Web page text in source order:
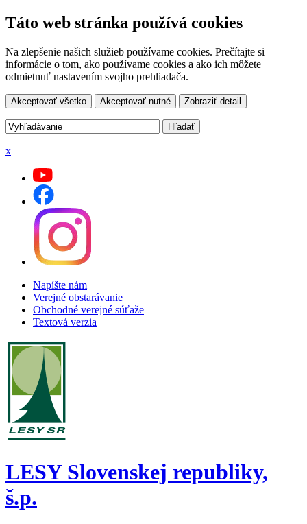
Táto web stránka používá cookies
Na zlepšenie našich služieb používame cookies. Prečítajte si
informácie o tom, ako používame cookies a ako ich môžete
odmietnuť nastavením svojho prehliadača.
Akceptovať všetko Akceptovať nutné Zobraziť detail
x
Napíšte nám
Verejné obstarávanie
Obchodné verejné súťaže
Textová verzia
LESY Slovenskej republiky,
š.p.